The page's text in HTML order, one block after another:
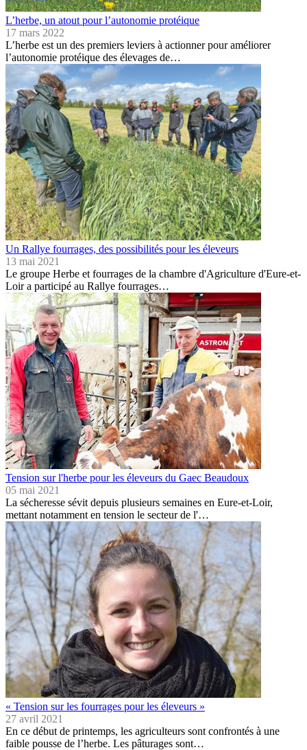
L’herbe, un atout pour l’autonomie protéique
17 mars 2022
L’herbe est un des premiers leviers à actionner pour améliorer
l’autonomie protéique des élevages de…
Un Rallye fourrages, des possibilités pour les éleveurs
13 mai 2021
Le groupe Herbe et fourrages de la chambre d'Agriculture d'Eure-et-
Loir a participé au Rallye fourrages…
Tension sur l'herbe pour les éleveurs du Gaec Beaudoux
05 mai 2021
La sécheresse sévit depuis plusieurs semaines en Eure-et-Loir,
mettant notamment en tension le secteur de l'…
« Tension sur les fourrages pour les éleveurs »
27 avril 2021
En ce début de printemps, les agriculteurs sont confrontés à une
faible pousse de l’herbe. Les pâturages sont…